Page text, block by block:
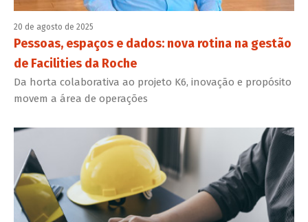
20 de agosto de 2025
Pessoas, espaços e dados: nova rotina na gestão
de Facilities da Roche
Da horta colaborativa ao projeto K6, inovação e propósito
movem a área de operações